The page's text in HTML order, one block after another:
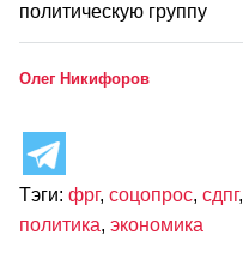
политическую группу
Олег Никифоров
Тэги: фрг, соцопрос, сдпг,
политика, экономика